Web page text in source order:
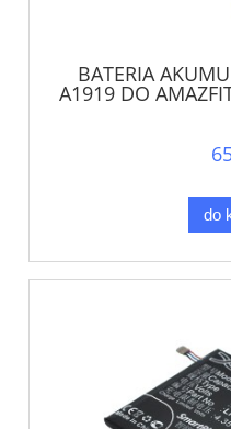
BATERIA
A1919 DO
do